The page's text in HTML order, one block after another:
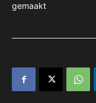
gemaakt